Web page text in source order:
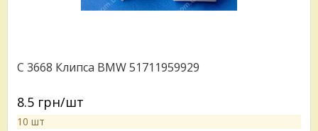
C 3668 Клипса BMW 51711959929
8.5 грн/шт
10 шт